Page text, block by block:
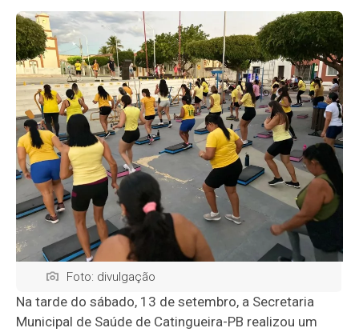
Foto: divulgação
Na tarde do sábado, 13 de setembro, a Secretaria
Municipal de Saúde de Catingueira-PB realizou um